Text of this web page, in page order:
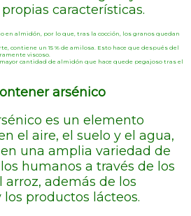
características.
en almidón, por lo que, tras la cocción, los granos quedan
contiene un 15 % de amilosa. Esto hace que después del
viscoso.
cantidad de almidón que hace quede pegajoso tras el
arsénico
es un elemento
el aire, el suelo y el agua,
una amplia variedad de
humanos a través de los
además de los
productos lácteos.